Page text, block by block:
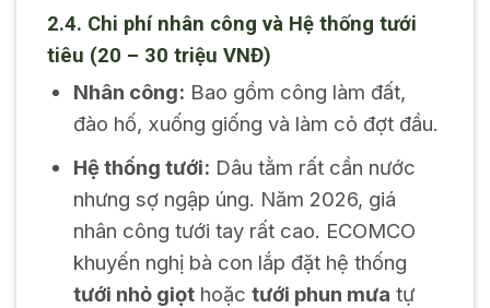
2.4. Chi phí nhân công và Hệ thống tưới
tiêu (20 – 30 triệu VNĐ)
Nhân công: Bao gồm công làm đất,
đào hố, xuống giống và làm cỏ đợt đầu.
Hệ thống tưới: Dâu tằm rất cần nước
nhưng sợ ngập úng. Năm 2026, giá
nhân công tưới tay rất cao. ECOMCO
khuyến nghị bà con lắp đặt hệ thống
tưới nhỏ giọthoặc tưới phun mưa tự